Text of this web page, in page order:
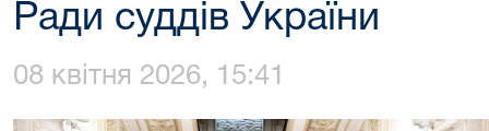
Ради суддів України
08 квітня 2026, 15:41